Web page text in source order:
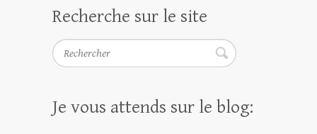
Recherche sur le site
Rechercher
Je vous attends sur le blog: